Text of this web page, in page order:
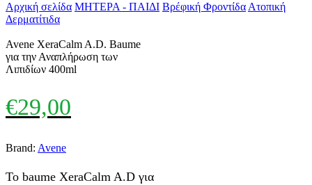
Αρχική σελίδα ΜΗΤΕΡΑ - ΠΑΙΔΙ Βρέφική Φροντίδα Ατοπική
Δερματίτιδα
Avene XeraCalm A.D. Baume
για την Αναπλήρωση των
Λιπιδίων 400ml
€29,00
Brand: Avene
Το baume XeraCalm A.D για